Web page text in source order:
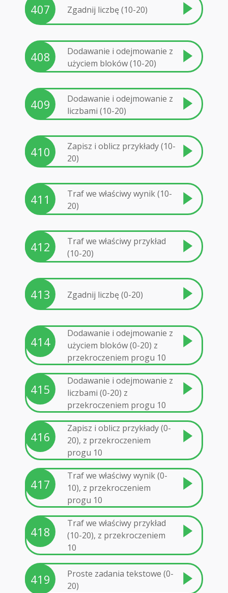
407 Zgadnij liczbę (10-20)
408
Dodawanie i odejmowanie z
użyciem bloków (10-20)
409
Dodawanie i odejmowanie z
liczbami (10-20)
410
Zapisz i oblicz przykłady (10-
20)
411
Traf we właściwy wynik (10-
20)
412
Traf we właściwy przykład
(10-20)
413 Zgadnij liczbę (0-20)
414
Dodawanie i odejmowanie z
użyciem bloków (0-20) z
przekroczeniem progu 10
415
Dodawanie i odejmowanie z
liczbami (0-20) z
przekroczeniem progu 10
416
Zapisz i oblicz przykłady (0-
20), z przekroczeniem
progu 10
417
Traf we właściwy wynik (0-
10), z przekroczeniem
progu 10
418
Traf we właściwy przykład
(10-20), z przekroczeniem
10
419
Proste zadania tekstowe (0-
20)